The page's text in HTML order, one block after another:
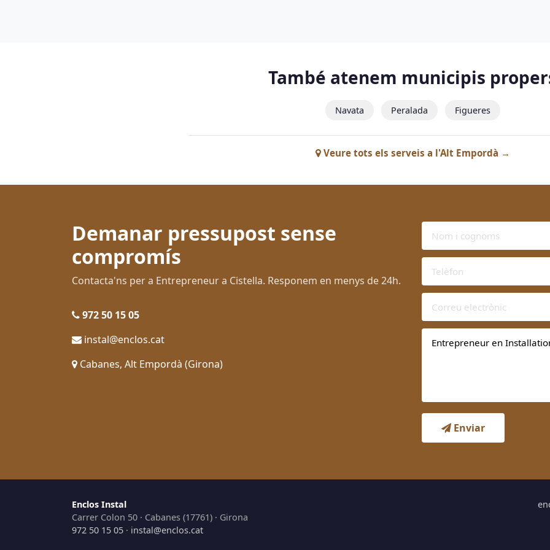
També atenem municipis
Navata Peralada Figueres
Veure tots els serveis a l'Alt Empordà →
Demanar pressupost sense
compromís
Contacta'ns per a Entrepreneur a Cistella. Responem en menys de 24h.
972 50 15 05
instal@enclos.cat
Cabanes, Alt Empordà (Girona)
Enviar
Enclos Instal
Carrer Colon 50 · Cabanes (17761) · Girona
972 50 15 05 · instal@enclos.cat